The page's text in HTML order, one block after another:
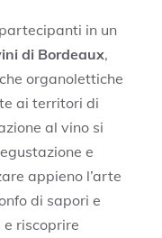
in un
di Bordeaux,
organolettiche
ai territori di
al vino si
e
appieno l’arte
di sapori e
e riscoprire